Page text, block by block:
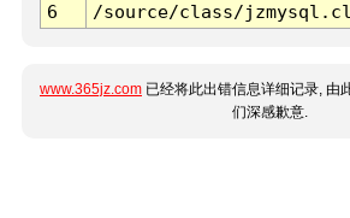
6 /source/class/
www.365jz.com 已经将此出错信息详细记录, 由
们深感歉意.